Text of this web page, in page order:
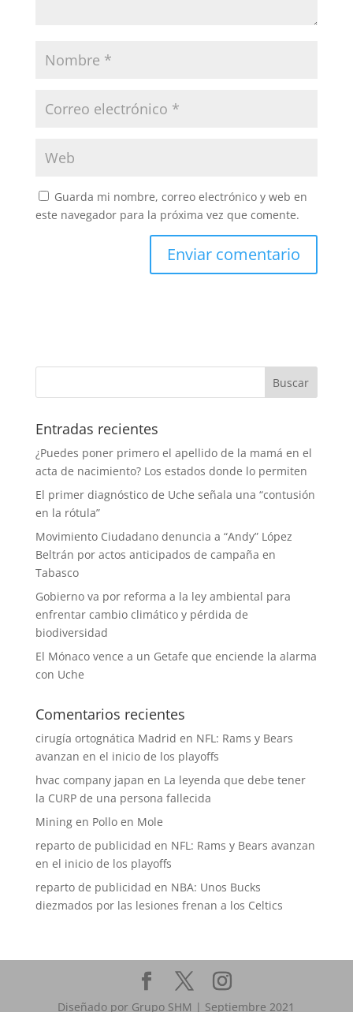
Guarda mi nombre, correo electrónico y web en
este navegador para la próxima vez que comente.
Entradas recientes
¿Puedes poner primero el apellido de la mamá en el
acta de nacimiento? Los estados donde lo permiten
El primer diagnóstico de Uche señala una “contusión
en la rótula”
Movimiento Ciudadano denuncia a “Andy” López
Beltrán por actos anticipados de campaña en
Tabasco
Gobierno va por reforma a la ley ambiental para
enfrentar cambio climático y pérdida de
biodiversidad
El Mónaco vence a un Getafe que enciende la alarma
con Uche
Comentarios recientes
cirugía ortognática Madrid en NFL: Rams y Bears
avanzan en el inicio de los playoffs
hvac company japan en La leyenda que debe tener
la CURP de una persona fallecida
Miningen Pollo en Mole
reparto de publicidad en NFL: Rams y Bears avanzan
en el inicio de los playoffs
reparto de publicidad en NBA: Unos Bucks
diezmados por las lesiones frenan a los Celtics
Diseñado por Grupo SHM | Septiembre 2021